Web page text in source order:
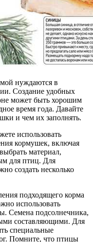
нуждаются в
Создание удобных
может быть хорошим
время года. Давайте
и чем их заполнять.
использовать
кормушек, включая
материал,
для птиц. Для
создать несколько
подходящего корма
использовать
Семена подсолнечника,
составляющими. Для
специальные
Помните, что птицы